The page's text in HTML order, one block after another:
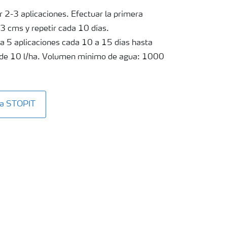
2-3 aplicaciones. Efectuar la primera
cms y repetir cada 10 días.
5 aplicaciones cada 10 a 15 días hasta
10 l/ha. Volumen mínimo de agua: 1000
STOPIT